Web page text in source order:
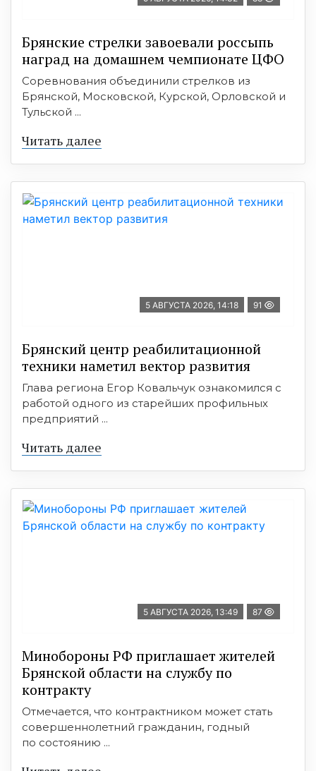
Брянские стрелки завоевали россыпь
наград на домашнем чемпионате ЦФО
Соревнования объединили стрелков из
Брянской, Московской, Курской, Орловской и
Тульской ...
Читать далее
5 АВГУСТА 2026, 14:18 91
Брянский центр реабилитационной
техники наметил вектор развития
Глава региона Егор Ковальчук ознакомился с
работой одного из старейших профильных
предприятий ...
Читать далее
5 АВГУСТА 2026, 13:49 87
Минобoроны РФ приглaшaет житeлeй
Брянской области на службу по
контракту
Отмечается, что контрактником может стать
совершеннолетний гражданин, годный
по состоянию ...